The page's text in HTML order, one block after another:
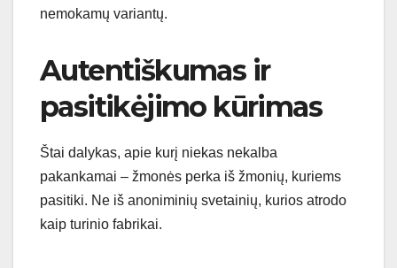
nemokamų variantų.
Autentiškumas ir
pasitikėjimo kūrimas
Štai dalykas, apie kurį niekas nekalba
pakankamai – žmonės perka iš žmonių, kuriems
pasitiki. Ne iš anoniminių svetainių, kurios atrodo
kaip turinio fabrikai.